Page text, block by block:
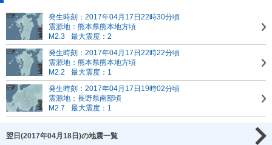
発生時刻：2017年04月17日22時30分頃
震源地：熊本県熊本地方頃
M2.3
最大震度：2
発生時刻：2017年04月17日22時22分頃
震源地：熊本県熊本地方頃
M2.2
最大震度：1
発生時刻：2017年04月17日19時02分頃
震源地：長野県南部頃
M2.7
最大震度：1
翌日(2017年04月18日)の地震一覧